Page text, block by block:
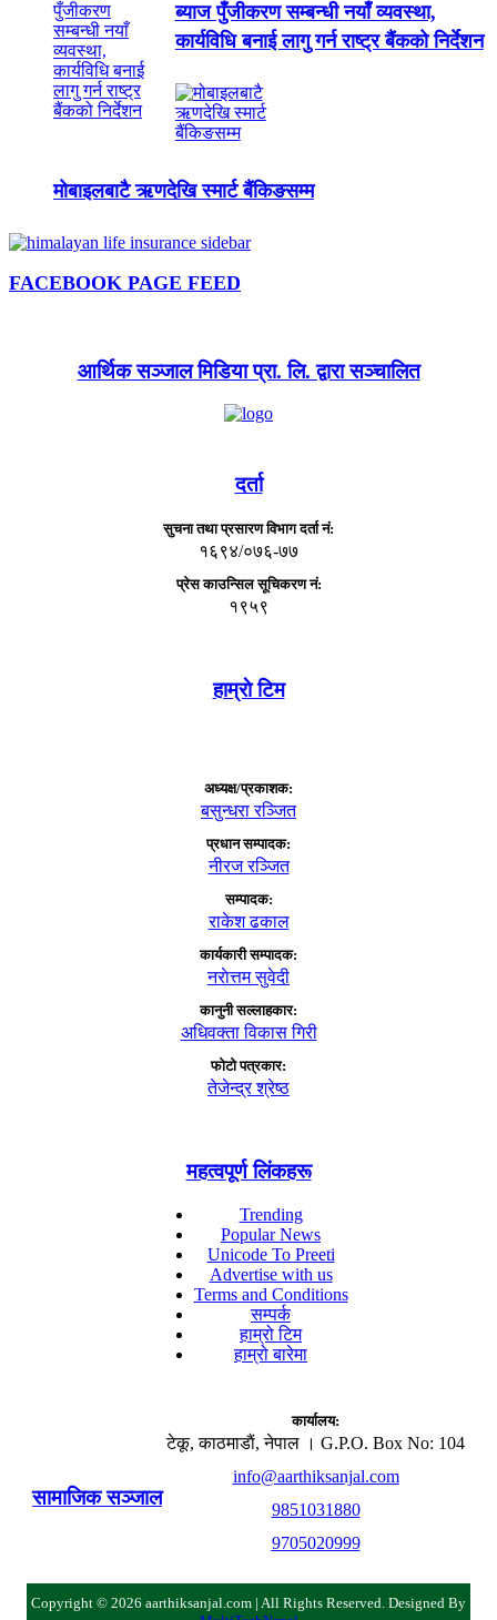
ब्याज पुँजीकरण सम्बन्धी नयाँ व्यवस्था,
कार्यविधि बनाई लागु गर्न राष्ट्र बैंकको निर्देशन
मोबाइलबाटै ऋणदेखि स्मार्ट बैंकिङसम्म
FACEBOOK PAGE FEED
आर्थिक सञ्जाल मिडिया प्रा. लि. द्वारा सञ्चालित
दर्ता
सुचना तथा प्रसारण विभाग दर्ता नं:
१६९४/०७६-७७
प्रेस काउन्सिल सूचिकरण नं:
१९५९
हाम्राे टिम
अध्यक्ष/प्रकाशक:
बसुन्धरा रञ्जित
प्रधान सम्पादक:
नीरज रञ्जित
सम्पादक:
राकेश ढकाल
कार्यकारी सम्पादक:
नराेत्तम सुवेदी
कानुनी सल्लाहकार:
अधिवक्ता विकास गिरी
फाेटाे पत्रकार:
तेजेन्द्र श्रेष्ठ
महत्वपूर्ण लिंकहरू
Trending
Popular News
Unicode To Preeti
Advertise with us
Terms and Conditions
सम्पर्क
हाम्रो टिम
हाम्रो बारेमा
सामाजिक सञ्जाल
कार्यालय:
टेकू, काठमाडाैं, नेपाल । G.P.O. Box No: 104
info@aarthiksanjal.com
9851031880
9705020999
Copyright © 2026 aarthiksanjal.com | All Rights Reserved. Designed By